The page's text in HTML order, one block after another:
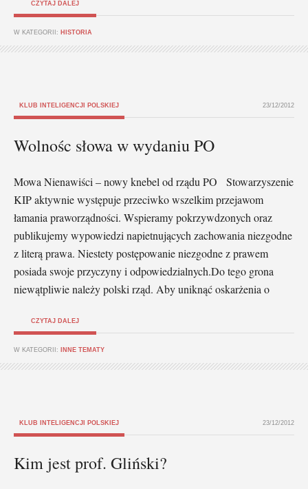
CZYTAJ DALEJ
W KATEGORII: HISTORIA
KLUB INTELIGENCJI POLSKIEJ 23/12/2012
Wolnośc słowa w wydaniu PO
Mowa Nienawiści – nowy knebel od rządu PO Stowarzyszenie
KIP aktywnie występuje przeciwko wszelkim przejawom
łamania praworządności. Wspieramy pokrzywdzonych oraz
publikujemy wypowiedzi napietnujących zachowania niezgodne
z literą prawa. Niestety postępowanie niezgodne z prawem
posiada swoje przyczyny i odpowiedzialnych.Do tego grona
niewątpliwie należy polski rząd. Aby uniknąć oskarżenia o
CZYTAJ DALEJ
W KATEGORII: INNE TEMATY
KLUB INTELIGENCJI POLSKIEJ 23/12/2012
Kim jest prof. Gliński?